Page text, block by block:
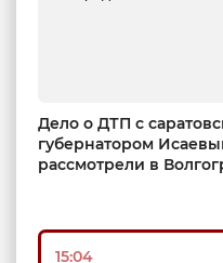
Дело о ДТП с
губернатором
рассмотрели в
15:04